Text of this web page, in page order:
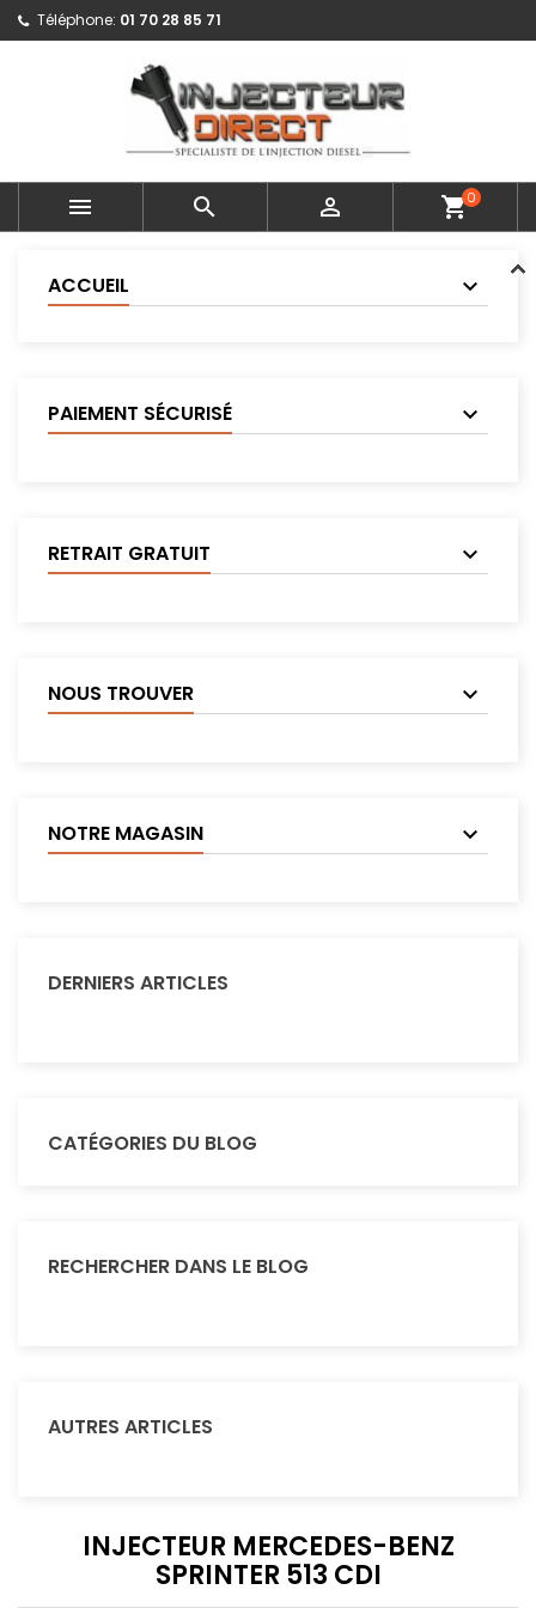
Téléphone: 01 70 28 85 71
   shopping_cart0
ACCUEIL
PAIEMENT SÉCURISÉ
RETRAIT GRATUIT
NOUS TROUVER
NOTRE MAGASIN
DERNIERS ARTICLES
CATÉGORIES DU BLOG
RECHERCHER DANS LE BLOG
AUTRES ARTICLES
INJECTEUR MERCEDES-BENZ
SPRINTER 513 CDI